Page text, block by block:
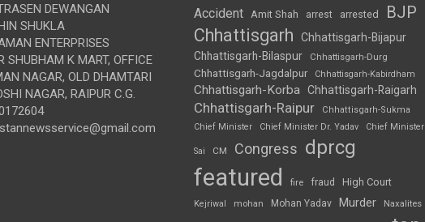
DEWANGAN
SHUKLA
ENTERPRISES
SHUBHAM K MART, OFFICE
NAGAR, OLD DHAMTARI
NAGAR, RAIPUR C.G.
Accident Amit Shah arrest arrested BJP
Chhattisgarh
Chhattisgarh-Bijapur
Chhattisgarh-Bilaspur
Chhattisgarh-Durg
Chhattisgarh-Jagdalpur Chhattisgarh-Kabirdham
Chhattisgarh-Korba Chhattisgarh-Raigarh
Chhattisgarh-Raipur
Chhattisgarh-Sukma
Chief Minister
Chief Minister Dr. Yadav Chief Minister
Sai CM Congress dprcg
featured fire fraud High Court
Kejriwal mohan Mohan Yadav Murder Naxalites